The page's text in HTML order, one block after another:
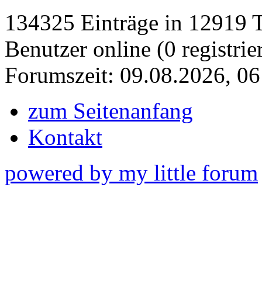
134325 Einträge in 12919
Benutzer online (0
Forumszeit: 09.08.2026,
zum Seitenanfang
Kontakt
powered by my little forum